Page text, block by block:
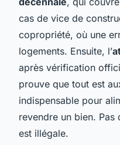
cas de vice de
copropriété, où une
logements. Ensuite, l’
après vérification
prouve que tout est
indispensable pour
revendre un bien. Pas
est illégale.